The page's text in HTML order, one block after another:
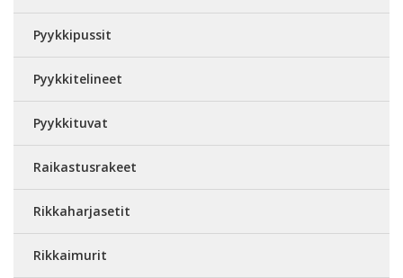
Pyykkipussit
Pyykkitelineet
Pyykkituvat
Raikastusrakeet
Rikkaharjasetit
Rikkaimurit